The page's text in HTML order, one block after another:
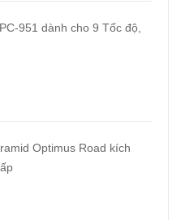
951 dành cho 9 Tốc độ,
Optimus Road kích